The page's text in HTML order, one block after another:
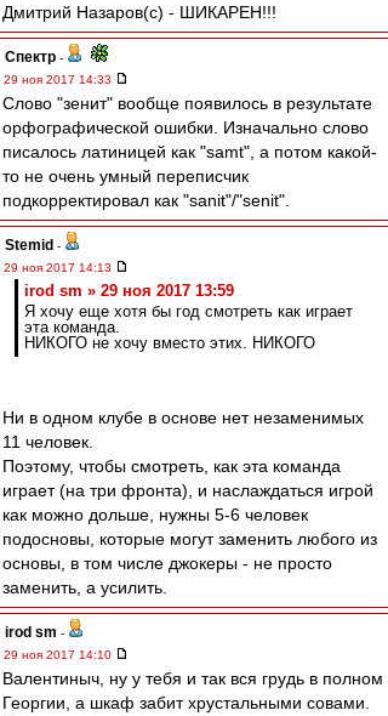
Дмитрий Назаров(с) - ШИКАРЕН!!!
Спектр -
29 ноя 2017 14:33
Слово "зенит" вообще появилось в результате
орфографической ошибки. Изначально слово
писалось латиницей как "samt", а потом какой-
то не очень умный переписчик
подкорректировал как "sanit"/"senit".
Stemid -
29 ноя 2017 14:13
irod sm » 29 ноя 2017 13:59
Я хочу еще хотя бы год смотреть как играет
эта команда.
НИКОГО не хочу вместо этих. НИКОГО
Ни в одном клубе в основе нет незаменимых
11 человек.
Поэтому, чтобы смотреть, как эта команда
играет (на три фронта), и наслаждаться игрой
как можно дольше, нужны 5-6 человек
подосновы, которые могут заменить любого из
основы, в том числе джокеры - не просто
заменить, а усилить.
irod sm -
29 ноя 2017 14:10
Валентиныч, ну у тебя и так вся грудь в полном
Георгии, а шкаф забит хрустальными совами.